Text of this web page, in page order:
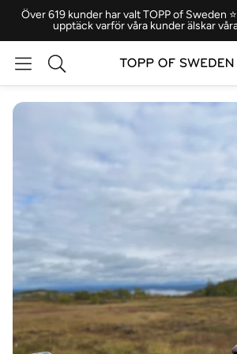
Över 619 kunder har valt TOPP of Sweden
upptäck varför våra kunder älskar
Sök